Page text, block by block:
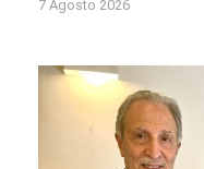
7 Agosto 2026